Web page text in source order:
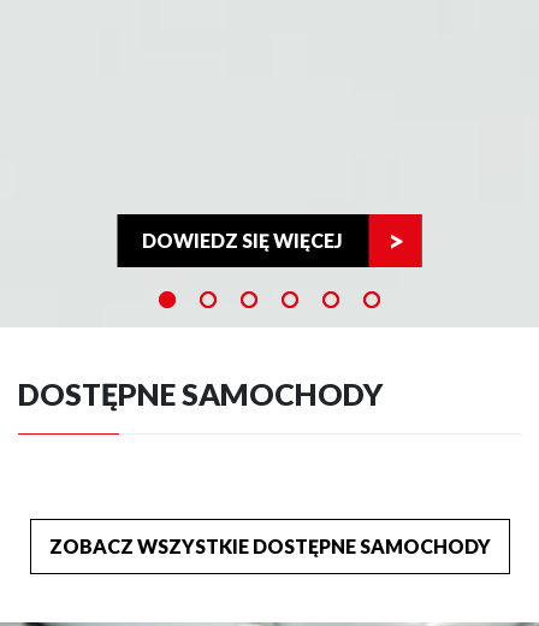
DOWIEDZ SIĘ WIĘCEJ
DOSTĘPNE SAMOCHODY
ZOBACZ WSZYSTKIE DOSTĘPNE SAMOCHODY